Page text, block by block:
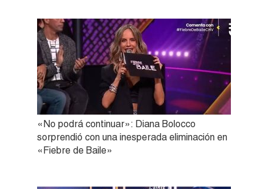
«No podrá continuar»: Diana Bolocco
sorprendió con una inesperada eliminación en
«Fiebre de Baile»